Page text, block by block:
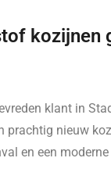
kozijnen
klant in
prachtig nieuw
en een